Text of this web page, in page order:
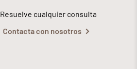
Resuelve cualquier consulta
Contacta con nosotros